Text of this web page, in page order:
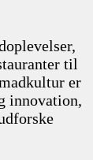
til
er
innovation,